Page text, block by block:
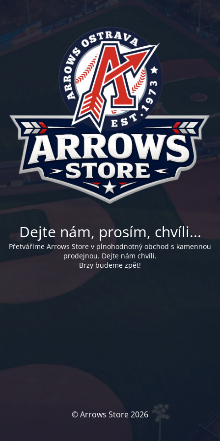
Dejte nám, prosím, chvíli...
Přetváříme Arrows Store v plnohodnotný obchod s kamennou
prodejnou. Dejte nám chvíli.
Brzy budeme zpět!
© Arrows Store 2026